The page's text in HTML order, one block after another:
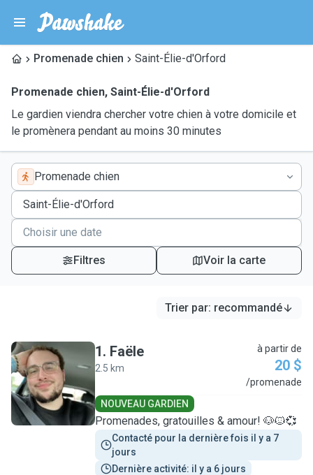
Promenade chien Saint-Élie-d'Orford
Promenade chien, Saint-Élie-d'Orford
Le gardien viendra chercher votre chien à votre domicile et
le promènera pendant au moins 30 minutes
Promenade chien
Filtres Voir la carte
Trier par: recommandé
F
1. Faële
2.5 km
à partir de
20 $
/promenade
NOUVEAU GARDIEN
Promenades, gratouilles & amour! 🐶🐱💞
Contacté pour la dernière fois il y a 7
jours
Dernière activité: il y a 6 jours